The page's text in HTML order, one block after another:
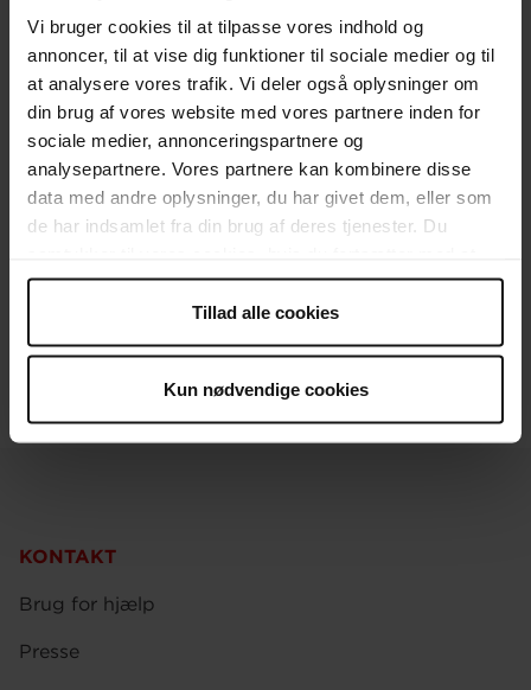
Vi bruger cookies til at tilpasse vores indhold og
annoncer, til at vise dig funktioner til sociale medier og til
at analysere vores trafik. Vi deler også oplysninger om
din brug af vores website med vores partnere inden for
sociale medier, annonceringspartnere og
analysepartnere. Vores partnere kan kombinere disse
data med andre oplysninger, du har givet dem, eller som
de har indsamlet fra din brug af deres tjenester. Du
anvende vores hjemmeside.
Tillad alle cookies
Kun nødvendige cookies
3
KONTAKT
Brug for hjælp
Presse